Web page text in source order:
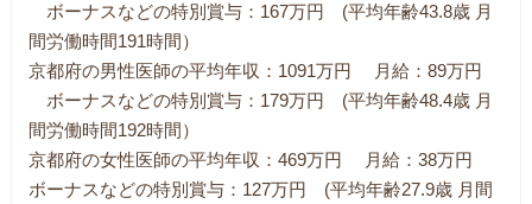
ボーナスなどの特別賞与：167万円 (平均年齢43.8歳 月
間労働時間191時間）
京都府の男性医師の平均年収：1091万円 月給：89万円
ボーナスなどの特別賞与：179万円 (平均年齢48.4歳 月
間労働時間192時間）
京都府の女性医師の平均年収：469万円 月給：38万円
ボーナスなどの特別賞与：127万円 (平均年齢27.9歳 月間